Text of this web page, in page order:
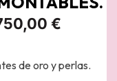
€
de oro y perlas.